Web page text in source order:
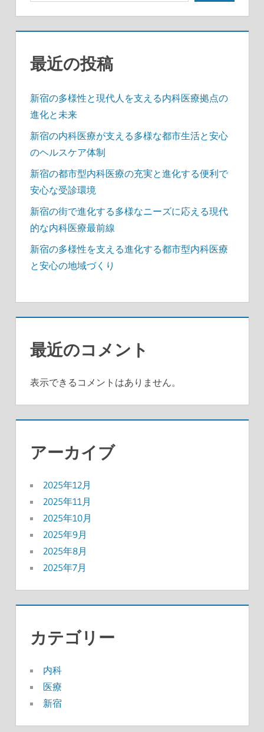
ー
ジ
送最近の投稿
新宿の多様性と現代人を支える内科医療拠点の
進化と未来
新宿の内科医療が支える多様な都市生活と安心
のヘルスケア体制
新宿の都市型内科医療の充実と進化する便利で
安心な受診環境
新宿の街で進化する多様なニーズに応える現代
的な内科医療最前線
新宿の多様性を支える進化する都市型内科医療
と安心の地域づくり
最近のコメント
表示できるコメントはありません。
アーカイブ
2025年12月
2025年11月
2025年10月
2025年9月
2025年8月
2025年7月
カテゴリー
内科
医療
新宿